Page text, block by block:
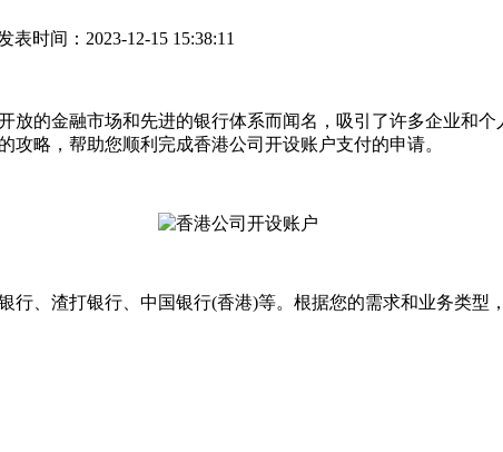
表时间：2023-12-15 15:38:11
金融市场和先进的银行体系而闻名，吸引了许多企业和个
略，帮助您顺利完成香港公司开设账户支付的申请。
渣打银行、中国银行(香港)等。根据您的需求和业务类型